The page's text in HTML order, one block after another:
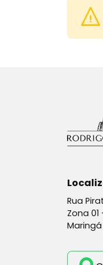
Rua
Zona 01
Maringá